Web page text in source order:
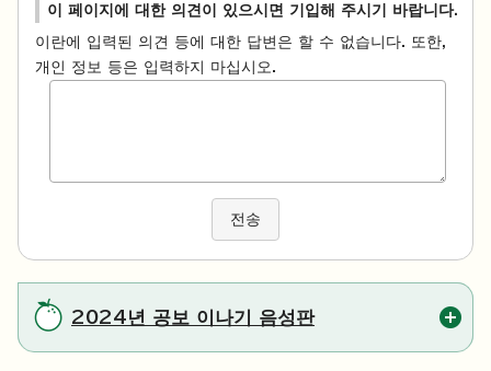
이 페이지에 대한 의견이 있으시면 기입해 주시기 바랍니다.
이란에 입력된 의견 등에 대한 답변은 할 수 없습니다. 또한,
개인 정보 등은 입력하지 마십시오.
전송
2024년 공보 이나기 음성판